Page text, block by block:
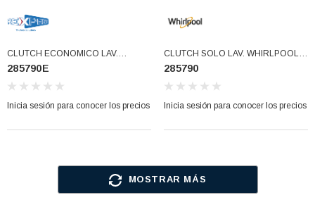
CLUTCH ECONOMICO LAV.
WHIRLPOOL USAR 285790REX
(285790E)
285790E
Inicia sesión para conocer los precios
CLUTCH SOLO LAV. WHIRLPOOL
W910010082 (285790)
285790
Inicia sesión para conocer los precios
MOSTRAR MÁS